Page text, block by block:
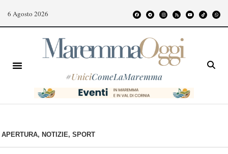
6 Agosto 2026
#UniciComeLaMaremma
APERTURA, NOTIZIE, SPORT